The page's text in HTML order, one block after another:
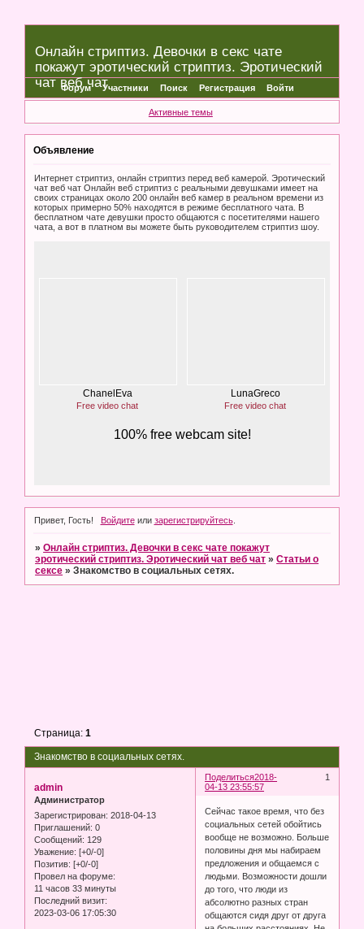
Онлайн стриптиз. Девочки в секс чате
покажут эротический стриптиз. Эротический
чат веб чат
Форум Участники Поиск Регистрация Войти
Активные темы
Объявление
Интернет стриптиз, онлайн стриптиз перед веб камерой. Эротический
чат веб чат Онлайн веб стриптиз с реальными девушками имеет на
своих страницах около 200 онлайн веб камер в реальном времени из
которых примерно 50% находятся в режиме бесплатного чата. В
бесплатном чате девушки просто общаются с посетителями нашего
чата, а вот в платном вы можете быть руководителем стриптиз шоу.
Привет, Гость! Войдитеили зарегистрируйтесь.
»Онлайн стриптиз. Девочки в секс чате покажут
эротический стриптиз. Эротический чат веб чат »Статьи о
сексе »Знакомство в социальных сетях.
Знакомство в социальных сетях.
Страница:1
Поделиться 1
2018-
04-13 23:55:57
admin
Администратор
Зарегистрирован: 2018-04-13
Приглашений: 0
Сообщений: 129
Уважение: [+0/-0]
Позитив: [+0/-0]
Провел на форуме:
11 часов 33 минуты
Последний визит:
2023-03-06 17:05:30
Сейчас такое время, что без
социальных сетей обойтись
вообще не возможно. Больше
половины дня мы набираем
предложения и общаемся с
людьми. Возможности дошли
до того, что люди из
абсолютно разных стран
общаются сидя друг от друга